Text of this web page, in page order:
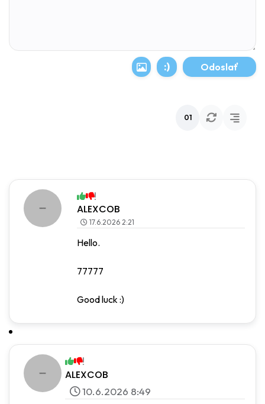
:)
01
ALEXCOB
17.6.2026 2:21
Hello.
77777
Good luck :)
ALEXCOB
10.6.2026 8:49